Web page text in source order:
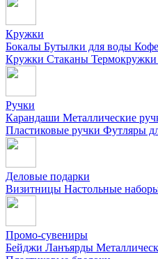
Кружки
Бокалы Бутылки для воды
Кружки Стаканы Термокружки
Ручки
Карандаши Металлические
Пластиковые ручки Футляры
Деловые подарки
Визитницы Настольные
Промо-сувениры
Бейджи Ланъярды